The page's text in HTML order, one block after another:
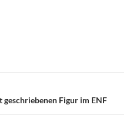
Figur im ENF